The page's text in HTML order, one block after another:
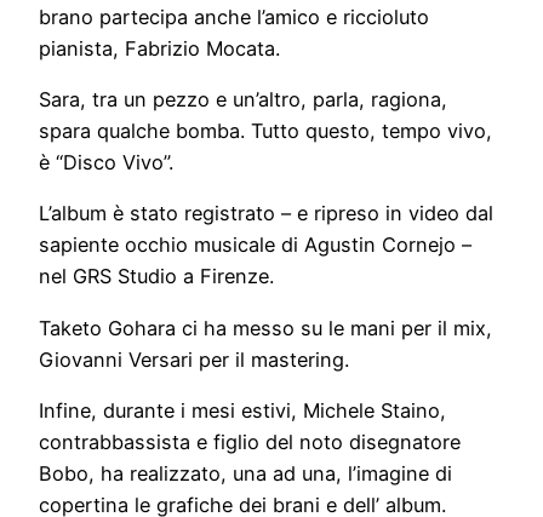
brano partecipa anche l’amico e riccioluto
pianista, Fabrizio Mocata.
Sara, tra un pezzo e un’altro, parla, ragiona,
spara qualche bomba. Tutto questo, tempo vivo,
è “Disco Vivo”.
L’album è stato registrato – e ripreso in video dal
sapiente occhio musicale di Agustin Cornejo –
nel GRS Studio a Firenze.
Taketo Gohara ci ha messo su le mani per il mix,
Giovanni Versari per il mastering.
Infine, durante i mesi estivi, Michele Staino,
contrabbassista e figlio del noto disegnatore
Bobo, ha realizzato, una ad una, l’imagine di
copertina le grafiche dei brani e dell’ album.